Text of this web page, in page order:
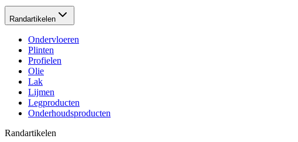
Randartikelen
Ondervloeren
Plinten
Profielen
Olie
Lak
Lijmen
Legproducten
Onderhoudsproducten
Randartikelen